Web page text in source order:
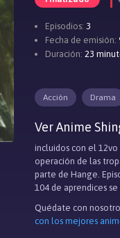
Episodios: 3
Fecha de emisión:
Duración: 23
Acción Drama
Ver Anime
incluidos con el
operación de las
parte de Hange.
104 de aprendices
Quédate con
con los mejores